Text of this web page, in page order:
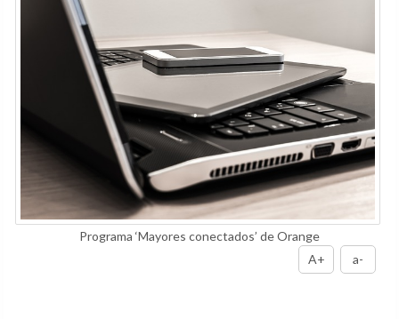
Programa ‘Mayores conectados’ de Orange
A+
a-